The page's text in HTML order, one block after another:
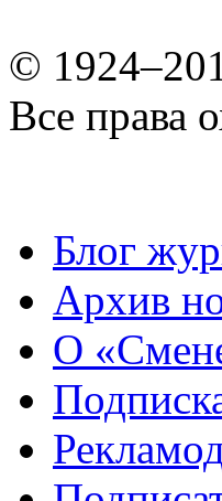
©
Все права
Блог
Архив
О